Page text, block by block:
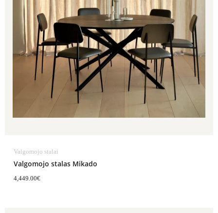
Valgomojo stalai
Valgomojo stalas Mikado
4,449.00€